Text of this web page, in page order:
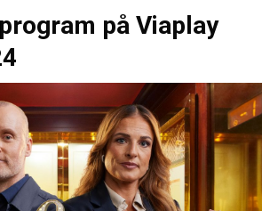
på Viaplay